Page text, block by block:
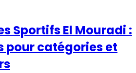
Sportifs El Mouradi :
pour catégories et